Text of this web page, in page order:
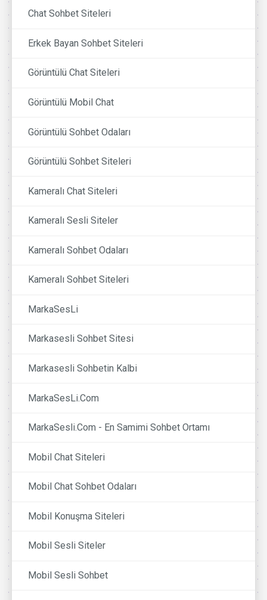
Chat Sohbet Siteleri
Erkek Bayan Sohbet Siteleri
Görüntülü Chat Siteleri
Görüntülü Mobil Chat
Görüntülü Sohbet Odaları
Görüntülü Sohbet Siteleri
Kameralı Chat Siteleri
Kameralı Sesli Siteler
Kameralı Sohbet Odaları
Kameralı Sohbet Siteleri
MarkaSesLi
Markasesli Sohbet Sitesi
Markasesli Sohbetin Kalbi
MarkaSesLi.Com
MarkaSesli.Com - En Samimi Sohbet Ortamı
Mobil Chat Siteleri
Mobil Chat Sohbet Odaları
Mobil Konuşma Siteleri
Mobil Sesli Siteler
Mobil Sesli Sohbet